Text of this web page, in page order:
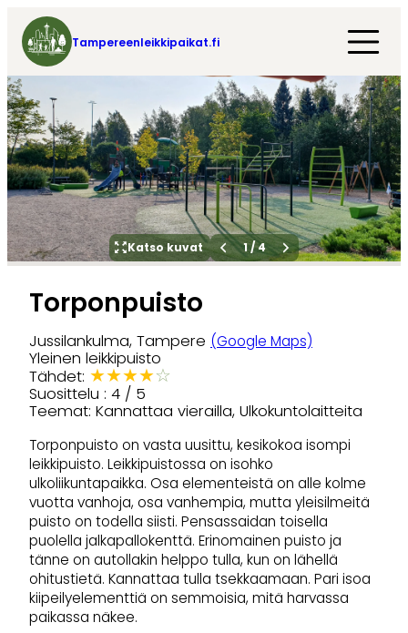
Tampereenleikkipaikat.fi
Katso kuvat 1/4
Torponpuisto
Jussilankulma, Tampere (Google Maps)
Yleinen leikkipuisto
Tähdet: ★★★★☆
Suosittelu : 4 / 5
Teemat: Kannattaa vierailla, Ulkokuntolaitteita
Torponpuisto on vasta uusittu, kesikokoa isompi
leikkipuisto. Leikkipuistossa on isohko
ulkoliikuntapaikka. Osa elementeistä on alle kolme
vuotta vanhoja, osa vanhempia, mutta yleisilmeitä
puisto on todella siisti. Pensassaidan toisella
puolella jalkapallokenttä. Erinomainen puisto ja
tänne on autollakin helppo tulla, kun on lähellä
ohitustietä. Kannattaa tulla tsekkaamaan. Pari isoa
kiipeilyelementtiä on semmoisia, mitä harvassa
paikassa näkee.